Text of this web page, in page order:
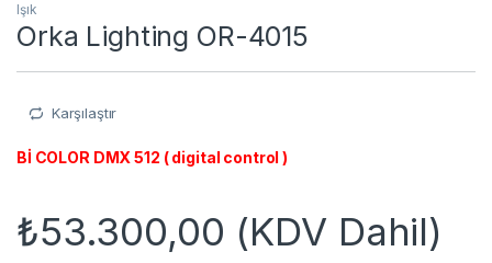
Işık
Orka Lighting OR-4015
Karşılaştır
Bİ COLOR DMX 512 ( digital control )
₺53.300,00 (KDV Dahil)